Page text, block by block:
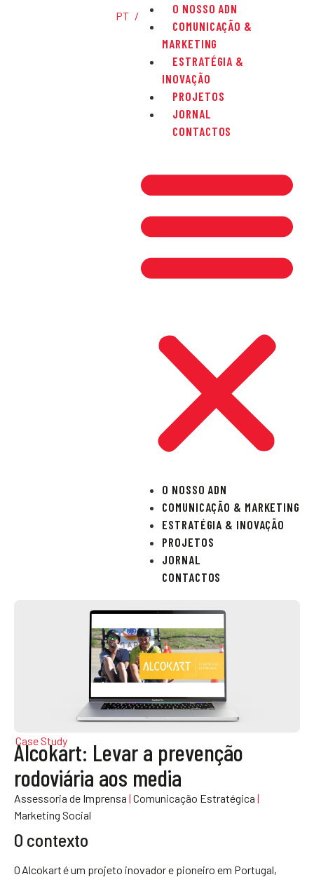
PT
O NOSSO ADN
COMUNICAÇÃO &
MARKETING
ESTRATÉGIA &
INOVAÇÃO
PROJETOS
JORNAL
CONTACTOS
O NOSSO ADN
COMUNICAÇÃO & MARKETING
ESTRATÉGIA & INOVAÇÃO
PROJETOS
JORNAL
CONTACTOS
Case Study
Alcokart: Levar a prevenção
rodoviária aos media
Assessoria de Imprensa | Comunicação Estratégica |
Marketing Social
O contexto
O Alcokart é um projeto inovador e pioneiro em Portugal,